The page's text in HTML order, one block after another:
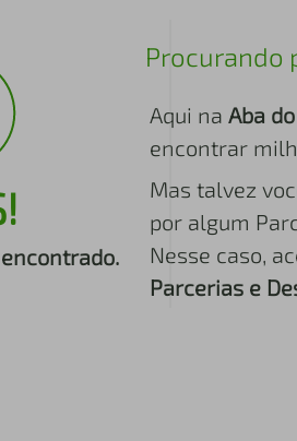
Procurando
Aqui na Aba
encontrar
Mas talvez
por algum
Nesse caso,
Parcerias e